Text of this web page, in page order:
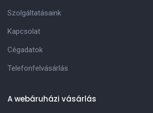
Szolgáltatásaink
Kapcsolat
Cégadatok
Telefonfelvásárlás
A webáruházi vásárlás